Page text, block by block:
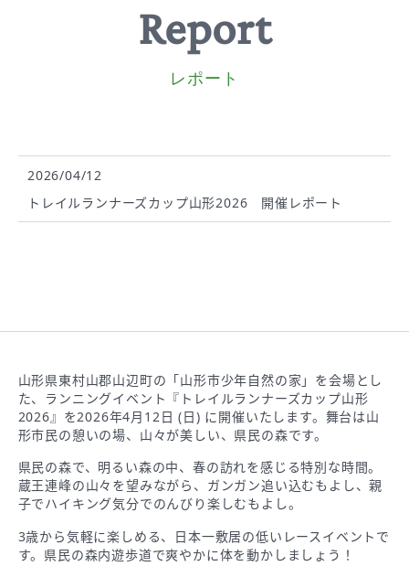
Report
レポート
2026/04/12
トレイルランナーズカップ山形2026 開催レポート
山形県東村山郡山辺町の「山形市少年自然の家」を会場とし
た、ランニングイベント『トレイルランナーズカップ山形
2026』を2026年4⽉12⽇ (⽇) に開催いたします。舞台は山
形市民の憩いの場、山々が美しい、県民の森です。
県民の森で、明るい森の中、春の訪れを感じる特別な時間。
蔵王連峰の山々を望みながら、ガンガン追い込むもよし、親
子でハイキング気分でのんびり楽しむもよし。
3歳から気軽に楽しめる、日本一敷居の低いレースイベントで
す。県民の森内遊歩道で爽やかに体を動かしましょう！